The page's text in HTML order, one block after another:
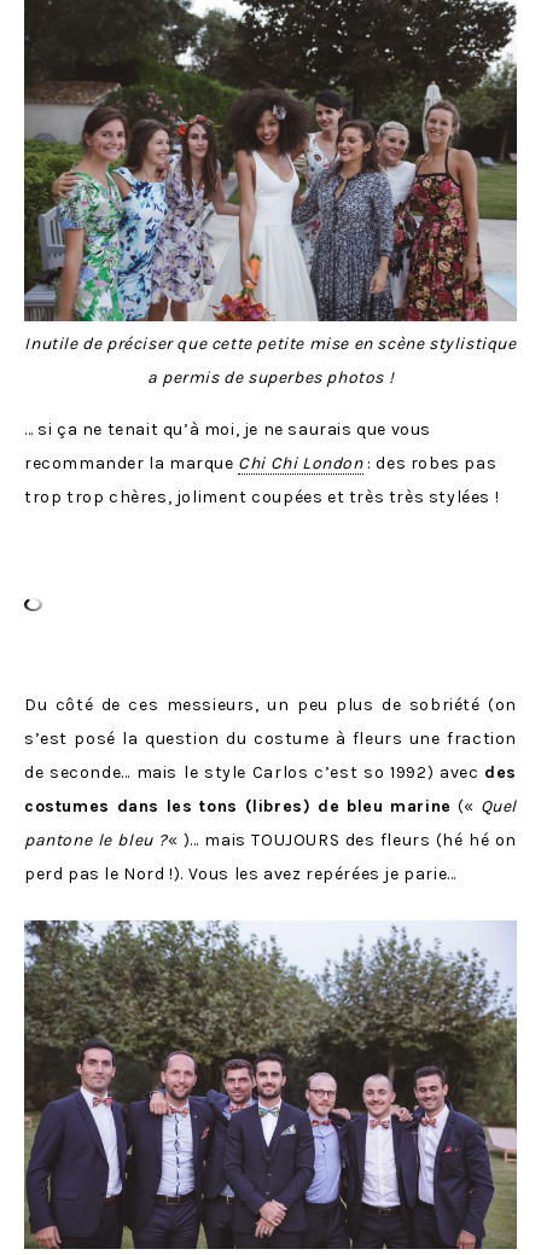
Inutile de préciser que cette petite mise en scène stylistique
a permis de superbes photos !
… si ça ne tenait qu’à moi, je ne saurais que vous
recommander la marque Chi Chi London: des robes pas
trop trop chères, joliment coupées et très très stylées !
Du côté de ces messieurs, un peu plus de sobriété (on
s’est posé la question du costume à fleurs une fraction
de seconde… mais le style Carlos c’est so 1992) avec des
costumes dans les tons (libres) de bleu marine (« Quel
pantone le bleu ?« )… mais TOUJOURS des fleurs (hé hé on
perd pas le Nord !). Vous les avez repérées je parie…